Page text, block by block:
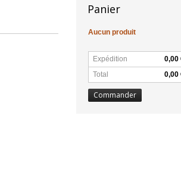
Panier
Aucun produit
Expédition
0,00
Total
0,00
Commander